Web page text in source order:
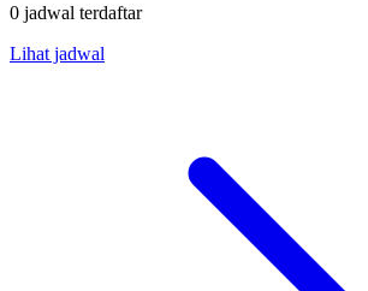
0 jadwal terdaftar
Lihat jadwal